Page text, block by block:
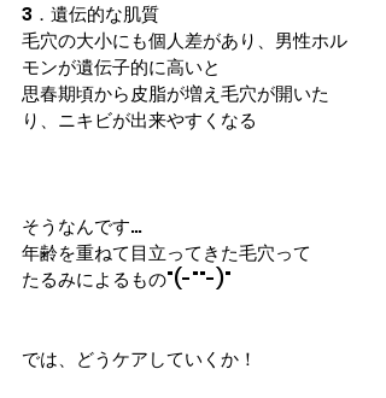
3． 遺伝的な肌質
毛穴の大小にも個人差があり、男性ホル
モンが遺伝子的に高いと
思春期頃から皮脂が増え毛穴が開いた
り、ニキビが出来やすくなる
そうなんです…
年齢を重ねて目立ってきた毛穴って
たるみによるもの"(-""-)"
では、どうケアしていくか！